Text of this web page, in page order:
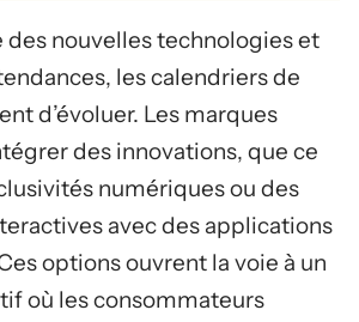
des nouvelles technologies et
les calendriers de
d’évoluer. Les marques
des innovations, que ce
numériques ou des
avec des applications
options ouvrent la voie à un
où les consommateurs